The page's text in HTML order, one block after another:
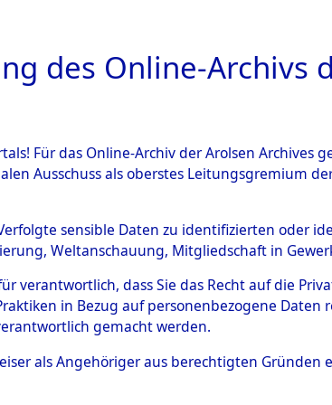
ARCHIVALE
Westfalen→Kreis
0191
des Online-Archivs
Für das Online-Archiv der Arolsen
Ausschuss als oberstes Leitungsgremium
sensible Daten zu identifizierten oder
Weltanschauung, Mitgliedschaft in
verantwortlich, dass Sie das Recht auf die
in Bezug auf personenbezogene
gemacht werden.
als Angehöriger aus berechtigten